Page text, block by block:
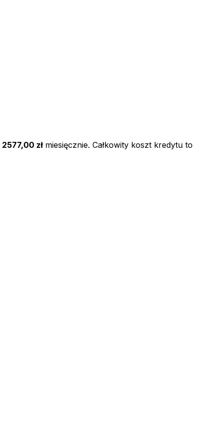
2577,00 złmiesięcznie. Całkowity koszt kredytu to